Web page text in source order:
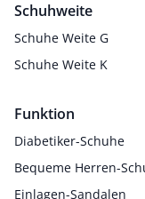
Schuhweite
Schuhe Weite G
Schuhe Weite K
Funktion
Diabetiker-Schuhe
Bequeme Herren-
Einlagen-Sandalen